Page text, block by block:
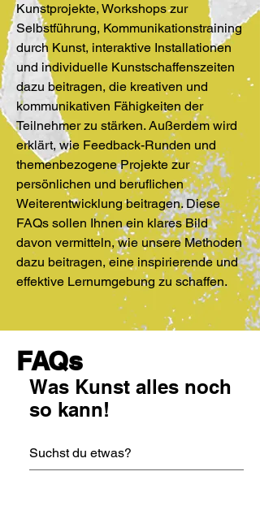
Kunstprojekte, Workshops zur
Selbstführung, Kommunikationstraining
durch Kunst, interaktive Installationen
und individuelle Kunstschaffenszeiten
dazu beitragen, die kreativen und
kommunikativen Fähigkeiten der
Teilnehmer zu stärken. Außerdem wird
erklärt, wie Feedback-Runden und
themenbezogene Projekte zur
persönlichen und beruflichen
Weiterentwicklung beitragen. Diese
FAQs sollen Ihnen ein klares Bild
davon vermitteln, wie unsere Methoden
dazu beitragen, eine inspirierende und
effektive Lernumgebung zu schaffen.
FAQs
Was Kunst alles noch
so kann!